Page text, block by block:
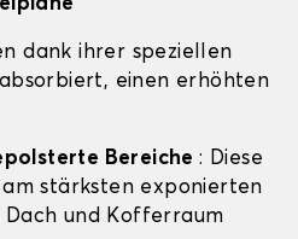
dank ihrer speziellen
einen erhöhten
Bereiche: Diese
stärksten exponierten
Dach und Kofferraum